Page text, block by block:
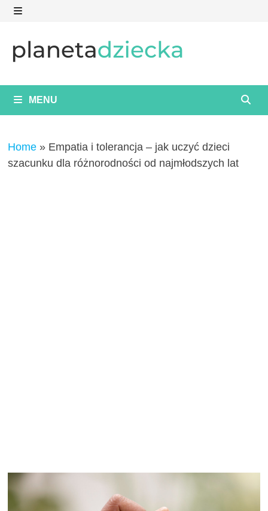
Skip
content
MENU
Home » Empatia i tolerancja – jak uczyć dzieci
szacunku dla różnorodności od najmłodszych lat